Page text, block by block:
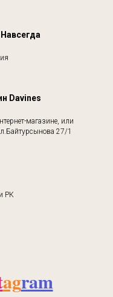
Davines
магазине, или
27/1
РК
agram